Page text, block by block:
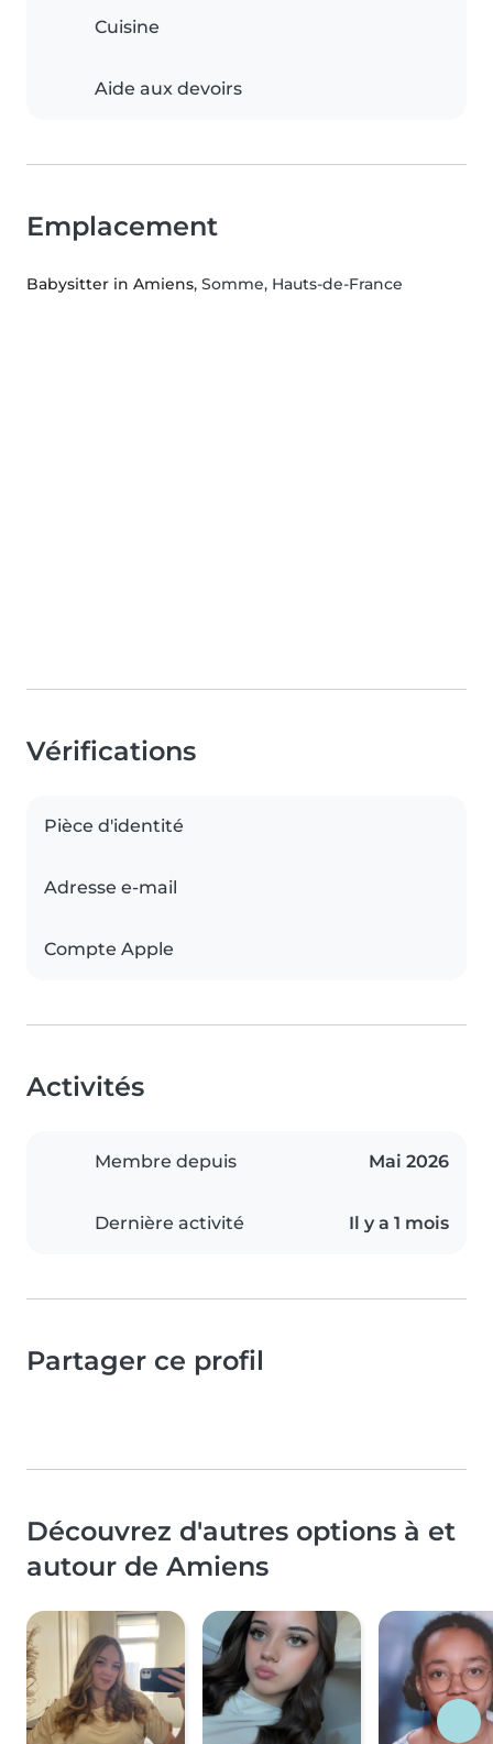
Cuisine
Aide aux devoirs
Emplacement
Babysitter in Amiens, Somme, Hauts-de-France
Vérifications
Pièce d'identité
Adresse e-mail
Compte Apple
Activités
Membre depuis Mai 2026
Dernière activité Il y a 1 mois
Partager ce profil
Découvrez d'autres options à et
autour de Amiens